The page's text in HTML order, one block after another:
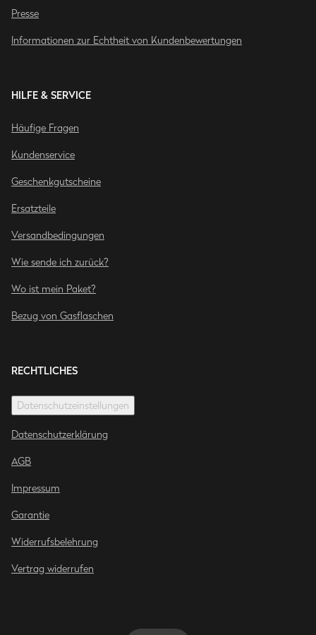
Presse
Informationen zur Echtheit von Kundenbewertungen
HILFE & SERVICE
Häufige Fragen
Kundenservice
Geschenkgutscheine
Ersatzteile
Versandbedingungen
Wie sende ich zurück?
Wo ist mein Paket?
Bezug von Gasflaschen
RECHTLICHES
Datenschutzeinstellungen
Datenschutzerklärung
AGB
Impressum
Garantie
Widerrufsbelehrung
Vertrag widerrufen